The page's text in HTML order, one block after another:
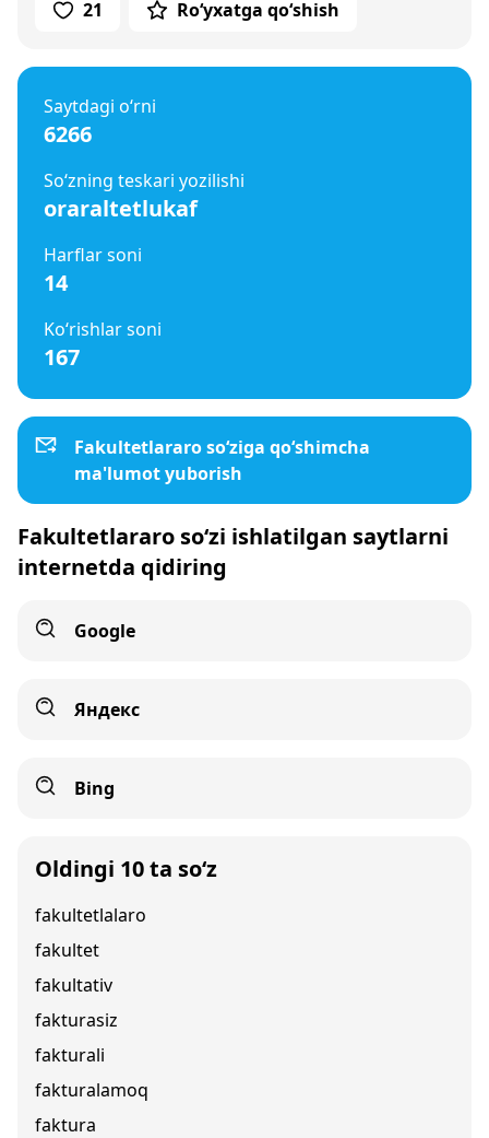
21 Ro‘yxatga qo‘shish
Saytdagi o‘rni
6266
So‘zning teskari yozilishi
oraraltetlukaf
Harflar soni
14
Ko‘rishlar soni
167
Fakultetlararo so‘ziga qo‘shimcha
ma'lumot yuborish
Fakultetlararo so‘zi ishlatilgan saytlarni
internetda qidiring
Google
Яндекс
Bing
Oldingi 10 ta so‘z
fakultetlalaro
fakultet
fakultativ
fakturasiz
fakturali
fakturalamoq
faktura